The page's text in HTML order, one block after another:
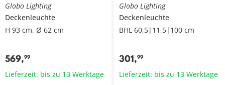
Globo Lighting
Deckenleuchte
H 93 cm, Ø 62 cm
569,99
Lieferzeit: bis zu 13 Werktage
Globo Lighting
Deckenleuchte
BHL 60,5|11,5|100 cm
301,99
Lieferzeit: bis zu 13 Werktage